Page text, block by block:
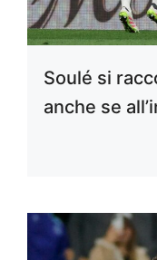
Soulé si
anche se